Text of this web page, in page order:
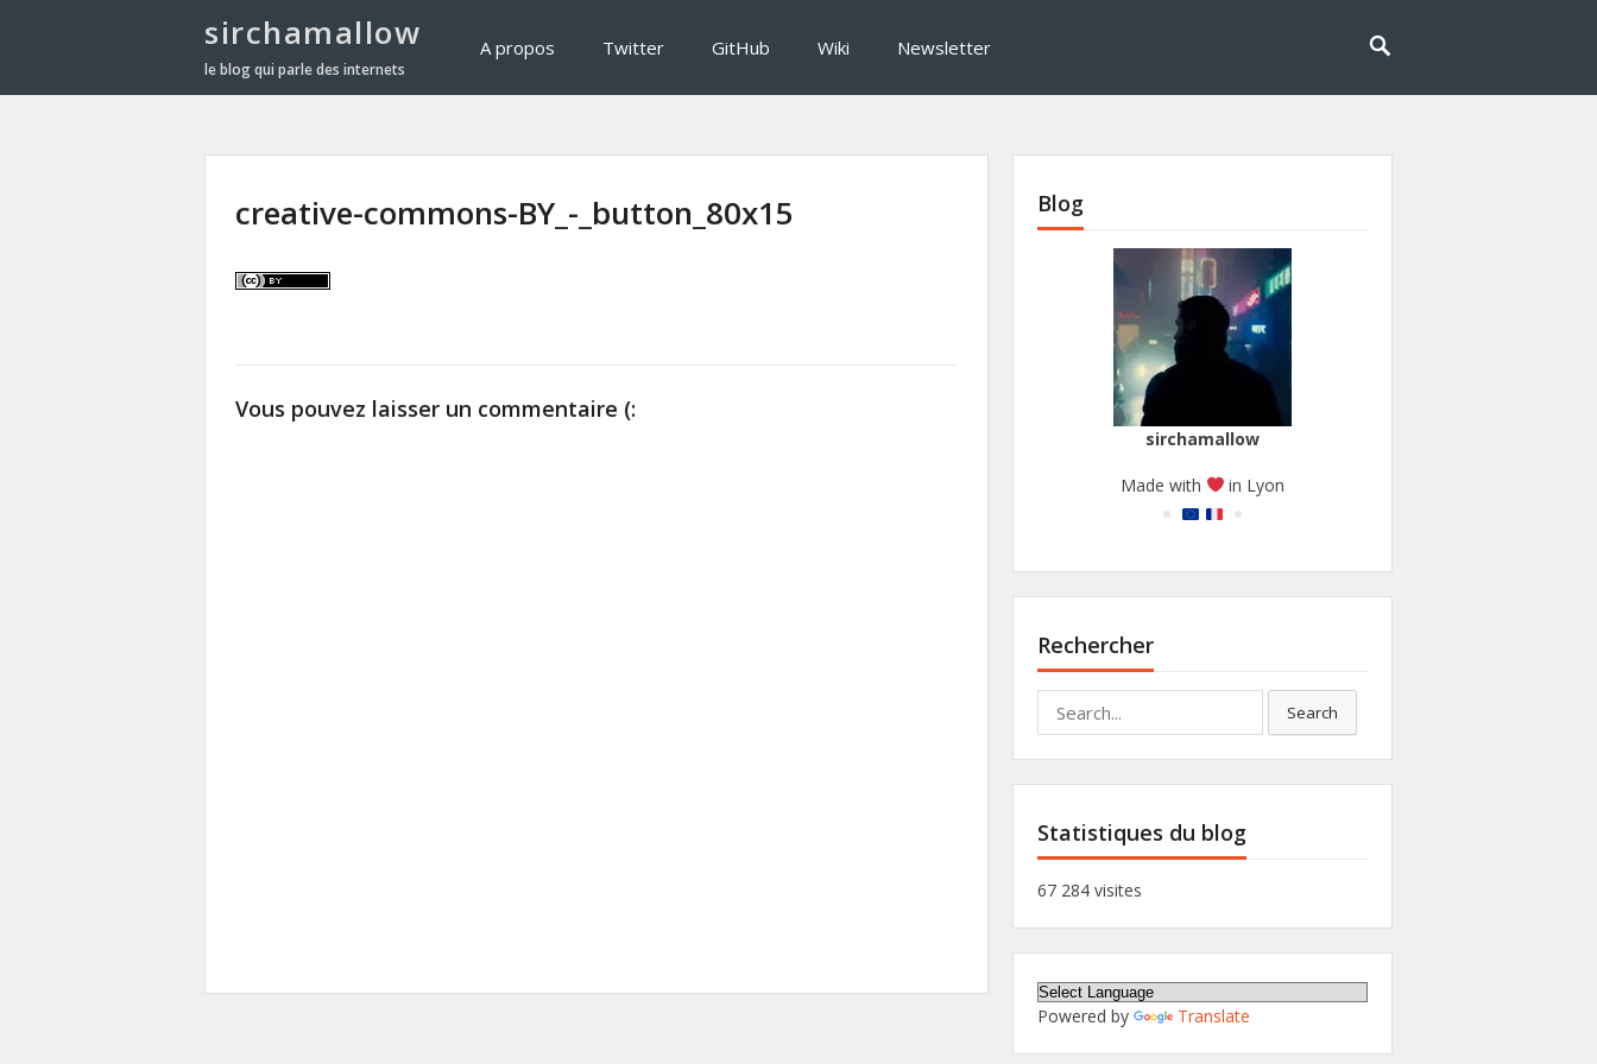
sirchamallow
le blog qui parle des internets
A propos Twitter GitHub Wiki Newsletter
creative-commons-BY_-_button_80x15
Vous pouvez laisser un commentaire (:
Blog
sirchamallow
Made with in Lyon
Rechercher
for:
Search
Statistiques du blog
67 284 visites
Powered by Translate